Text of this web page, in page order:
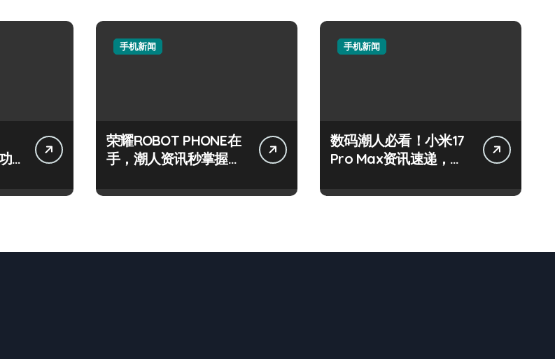
手机新闻
荣耀ROBOT PHONE在
手，潮人资讯秒掌握，
手机新闻
数码潮人必看！小米17
Pro Max资讯速递，一